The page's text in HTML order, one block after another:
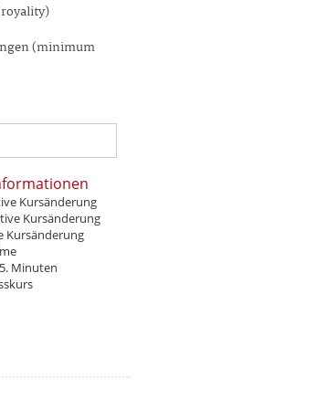
(minimum
Kursänderung
Kursänderung
Kursänderung
Minuten